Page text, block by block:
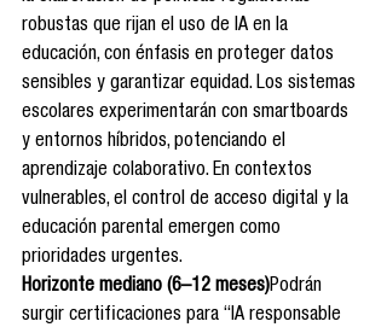
robustas que rijan el uso de IA en la
educación, con énfasis en proteger datos
sensibles y garantizar equidad. Los sistemas
escolares experimentarán con smartboards
y entornos híbridos, potenciando el
aprendizaje colaborativo. En contextos
vulnerables, el control de acceso digital y la
educación parental emergen como
prioridades urgentes.
Horizonte mediano (6–12 meses)Podrán
surgir certificaciones para “IA responsable